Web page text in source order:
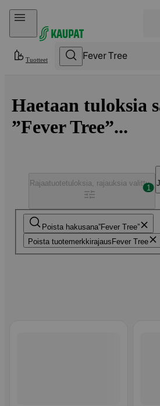
Hyppää sisältöön
Tuotteet
Haetaan tuloksia
”Fever Tree”...
Poista hakusana Fever Tree
Poista tuotemerkkirajaus Fever Tree
Rajaatuotetuloksia, rajauksia valittu
1